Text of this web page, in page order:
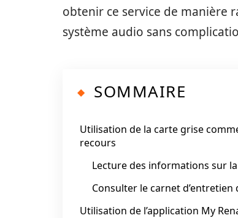
obtenir ce service de manière
système audio sans
SOMMAIRE
Utilisation de la carte grise
recours
Lecture des informations sur
Consulter le carnet d’entretien
Utilisation de l’application My